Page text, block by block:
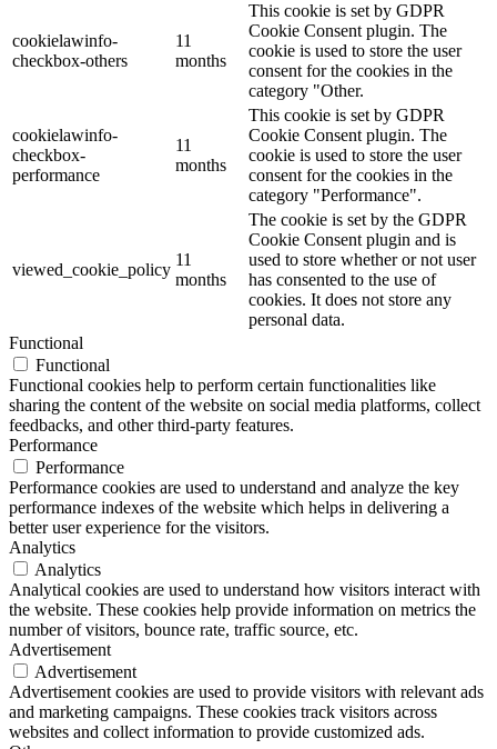
cookielawinfo-
checkbox-others
11
months
This cookie is set by GDPR
Cookie Consent plugin. The
cookie is used to store the user
consent for the cookies in the
category "Other.
cookielawinfo-
checkbox-
performance
11
months
This cookie is set by GDPR
Cookie Consent plugin. The
cookie is used to store the user
consent for the cookies in the
category "Performance".
viewed_cookie_policy
11
months
The cookie is set by the GDPR
Cookie Consent plugin and is
used to store whether or not user
has consented to the use of
cookies. It does not store any
personal data.
Functional
Functional
Functional cookies help to perform certain functionalities like
sharing the content of the website on social media platforms, collect
feedbacks, and other third-party features.
Performance
Performance
Performance cookies are used to understand and analyze the key
performance indexes of the website which helps in delivering a
better user experience for the visitors.
Analytics
Analytics
Analytical cookies are used to understand how visitors interact with
the website. These cookies help provide information on metrics the
number of visitors, bounce rate, traffic source, etc.
Advertisement
Advertisement
Advertisement cookies are used to provide visitors with relevant ads
and marketing campaigns. These cookies track visitors across
websites and collect information to provide customized ads.